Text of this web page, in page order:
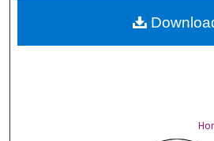
Digital Commons